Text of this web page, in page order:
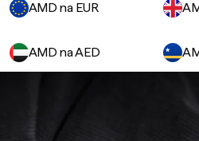
AMD na EUR
AMD na AED